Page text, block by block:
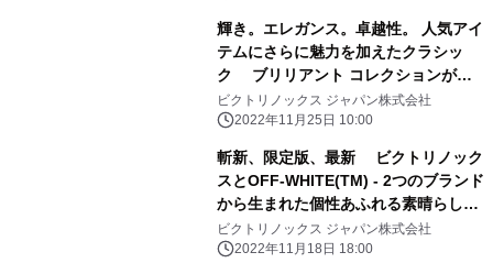
輝き。エレガンス。卓越性。 人気アイ
テムにさらに魅力を加えたクラシッ
ク ブリリアント コレクションがビ
クトリノックスから新登場
ビクトリノックス ジャパン株式会社
2022年11月25日 10:00
斬新、限定版、最新 ビクトリノック
スとOFF-WHITE(TM) - 2つのブランド
から生まれた個性あふれる素晴らしい
デザイン
ビクトリノックス ジャパン株式会社
2022年11月18日 18:00